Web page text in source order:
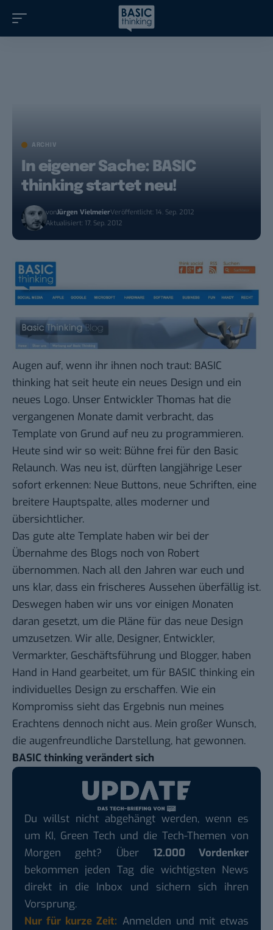
ARCHIV
In eigener Sache: BASIC
thinking startet neu!
vonJürgen VielmeierVeröffentlicht: 14. Sep. 2012
Aktualisiert: 17. Sep. 2012
Augen auf, wenn ihr ihnen noch traut: BASIC
thinking hat seit heute ein neues Design und ein
neues Logo. Unser Entwickler Thomas hat die
vergangenen Monate damit verbracht, das
Template von Grund auf neu zu programmieren.
Heute sind wir so weit: Bühne frei für den Basic
Relaunch. Was neu ist, dürften langjährige Leser
sofort erkennen: Neue Buttons, neue Schriften, eine
breitere Hauptspalte, alles moderner und
übersichtlicher.
Das gute alte Template haben wir bei der
Übernahme des Blogs noch von Robert
übernommen. Nach all den Jahren war euch und
uns klar, dass ein frischeres Aussehen überfällig ist.
Deswegen haben wir uns vor einigen Monaten
daran gesetzt, um die Pläne für das neue Design
umzusetzen. Wir alle, Designer, Entwickler,
Vermarkter, Geschäftsführung und Blogger, haben
Hand in Hand gearbeitet, um für BASIC thinking ein
individuelles Design zu erschaffen. Wie ein
Kompromiss sieht das Ergebnis nun meines
Erachtens dennoch nicht aus. Mein großer Wunsch,
die augenfreundliche Darstellung, hat gewonnen.
BASIC thinking verändert sich
Du willst nicht abgehängt werden, wenn es
um KI, Green Tech und die Tech-Themen von
Morgen geht? Über 12.000 Vordenker
bekommen jeden Tag die wichtigsten News
direkt in die Inbox und sichern sich ihren
Vorsprung.
Nur für kurze Zeit: Anmelden und mit etwas